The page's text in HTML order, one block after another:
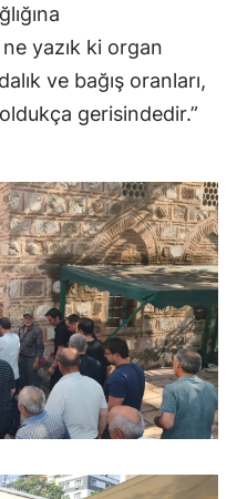
yazık ki organ
ve bağış oranları,
gerisindedir.”